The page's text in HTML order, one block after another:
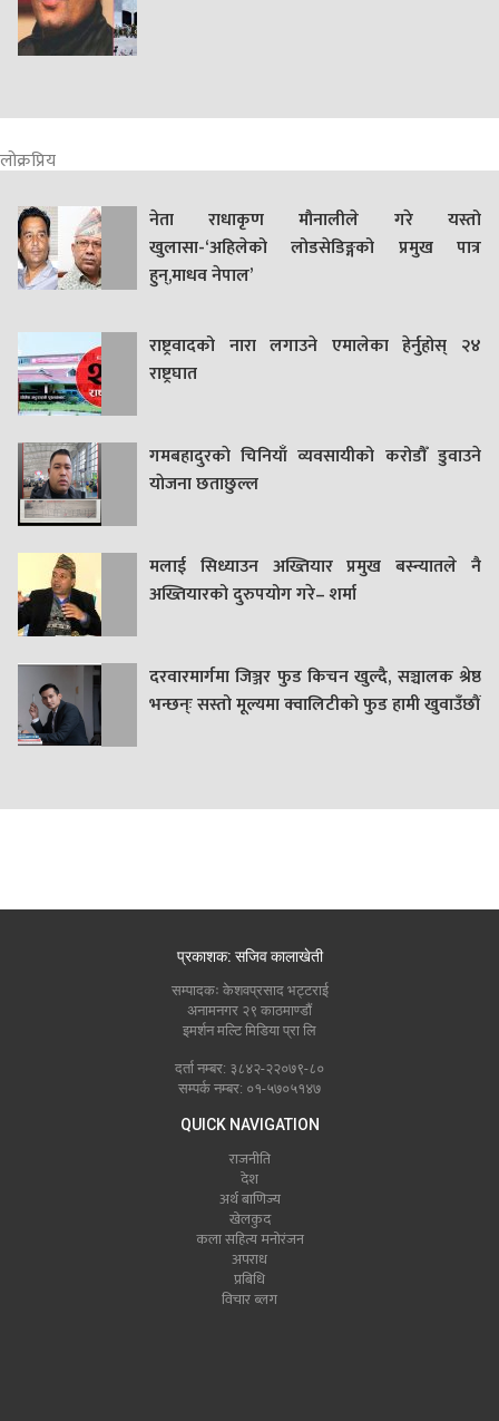
लोक्रप्रिय
नेता राधाकृण मौनालीले गरे यस्तो
खुलासा-‘अहिलेको लोडसेडिङ्गको प्रमुख पात्र
हुन्,माधव नेपाल’
राष्ट्रवादको नारा लगाउने एमालेका हेर्नुहोस् २४
राष्ट्रघात
गमबहादुरकाे चिनियाँ व्यवसायीको करोडौँ डुवाउने
याेजना छताछुल्ल
मलाई सिध्याउन अख्तियार प्रमुख बस्न्यातले नै
अख्तियारको दुरुपयोग गरे– शर्मा
दरवारमार्गमा जिञ्जर फुड किचन खुल्दै, सञ्चालक श्रेष्ठ
भन्छन्ः सस्तो मूल्यमा क्वालिटीको फुड हामी खुवाउँछौं
प्रकाशक: सजिव कालाखेती
सम्पादकः केशवप्रसाद भट्टराई
अनामनगर २९ काठमाण्डौं
इमर्शन मल्टि मिडिया प्रा लि
दर्ता नम्बर: ३८४२-२२०७९-८०
सम्पर्क नम्बर: ०१-५७०५१४७
QUICK NAVIGATION
राजनीति
देश
अर्थ बाणिज्य
खेलकुद
कला सहित्य मनोरंजन
अपराध
प्रबिधि
विचार ब्लग